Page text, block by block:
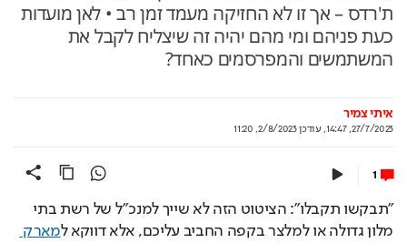
ת'רדס – אך זו לא החזיקה מעמד זמן רב • לאן מועדות
כעת פניהם ומי מהם יהיה זה שיצליח לקבל את
המשתמשים והמפרסמים כאחד?
איתי צמיר
27/7/2023, 14:47
,עודכן2/8/2023, 11:20
1
"תבקשו תקבלו": הציטוט הזה לא שייך למנכ"ל של רשת בתי
מלון גדולה או למלצר בקפה החביב עליכם, אלא דווקא ל
מארק